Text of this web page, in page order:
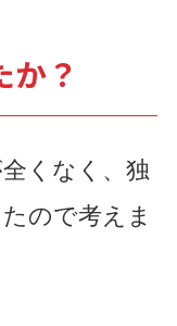
か？
くなく、独
ので考えま